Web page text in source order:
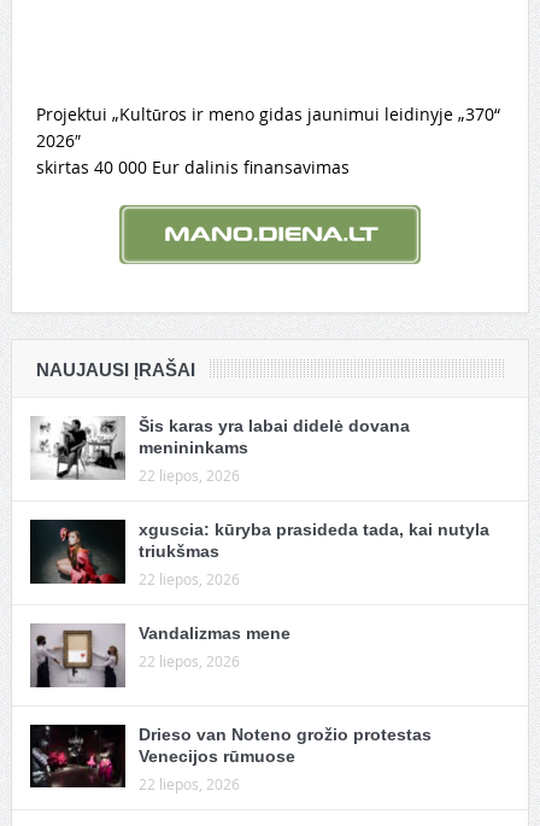
Projektui „Kultūros ir meno gidas jaunimui leidinyje „370“
2026″
skirtas 40 000 Eur dalinis finansavimas
NAUJAUSI ĮRAŠAI
Šis karas yra labai didelė dovana
menininkams
22 liepos, 2026
xguscia: kūryba prasideda tada, kai nutyla
triukšmas
22 liepos, 2026
Vandalizmas mene
22 liepos, 2026
Drieso van Noteno grožio protestas
Venecijos rūmuose
22 liepos, 2026